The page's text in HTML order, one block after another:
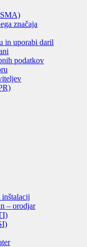
značaja
in uporabi daril
podatkov
– orodjar